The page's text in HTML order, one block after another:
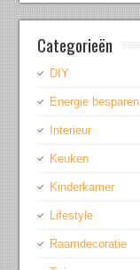
Categorieën
DIY
Energie besparen
Interieur
Keuken
Kinderkamer
Lifestyle
Raamdecoratie